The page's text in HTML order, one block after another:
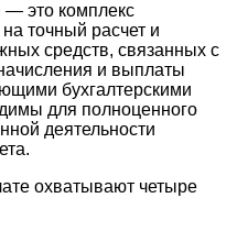
— это комплекс
точный расчет и
средств, связанных с
и выплаты
бухгалтерскими
для полноценного
деятельности
охватывают четыре